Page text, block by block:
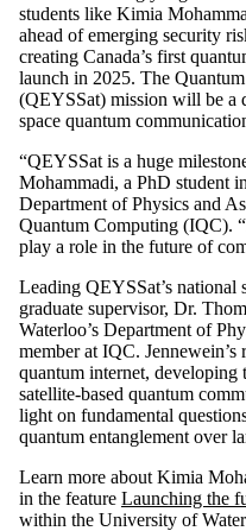
students like Kimia
ahead of emerging security
creating Canada’s first
launch in 2025. The
(QEYSSat) mission will be a
space quantum
“QEYSSat is a huge
Mohammadi, a PhD student
Department of Physics and
Quantum Computing (IQC).
play a role in the future of
Leading QEYSSat’s national
graduate supervisor, Dr.
Waterloo’s Department of
member at IQC. Jennewein’s
quantum internet, developing
satellite-based quantum
light on fundamental
quantum entanglement over
Learn more about Kimia
in the feature Launching the
within the University of